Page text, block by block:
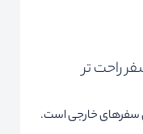
راحت تر
سفرهای خارجی است.